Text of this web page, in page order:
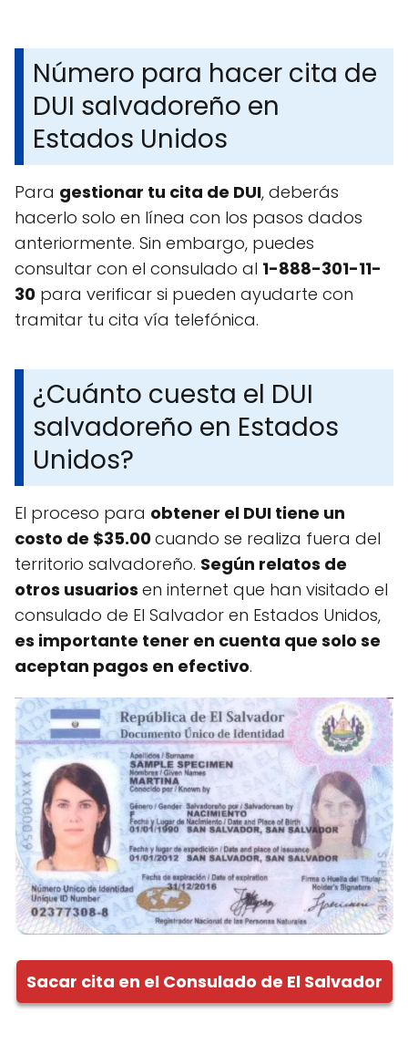
Número para hacer cita de
DUI salvadoreño en
Estados Unidos
Para gestionar tu cita de DUI, deberás
hacerlo solo en línea con los pasos dados
anteriormente. Sin embargo, puedes
consultar con el consulado al 1-888-301-11-
30 para verificar si pueden ayudarte con
tramitar tu cita vía telefónica.
¿Cuánto cuesta el DUI
salvadoreño en Estados
Unidos?
El proceso para obtener el DUI tiene un
costo de $35.00cuando se realiza fuera del
territorio salvadoreño. Según relatos de
otros usuarios en internet que han visitado el
consulado de El Salvador en Estados Unidos,
es importante tener en cuenta que solo se
aceptan pagos en efectivo.
Sacar cita en el Consulado de El Salvador